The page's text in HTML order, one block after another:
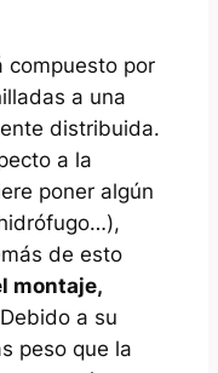
compuesto por
a una
distribuida.
a la
poner algún
de esto
montaje,
a su
peso que la